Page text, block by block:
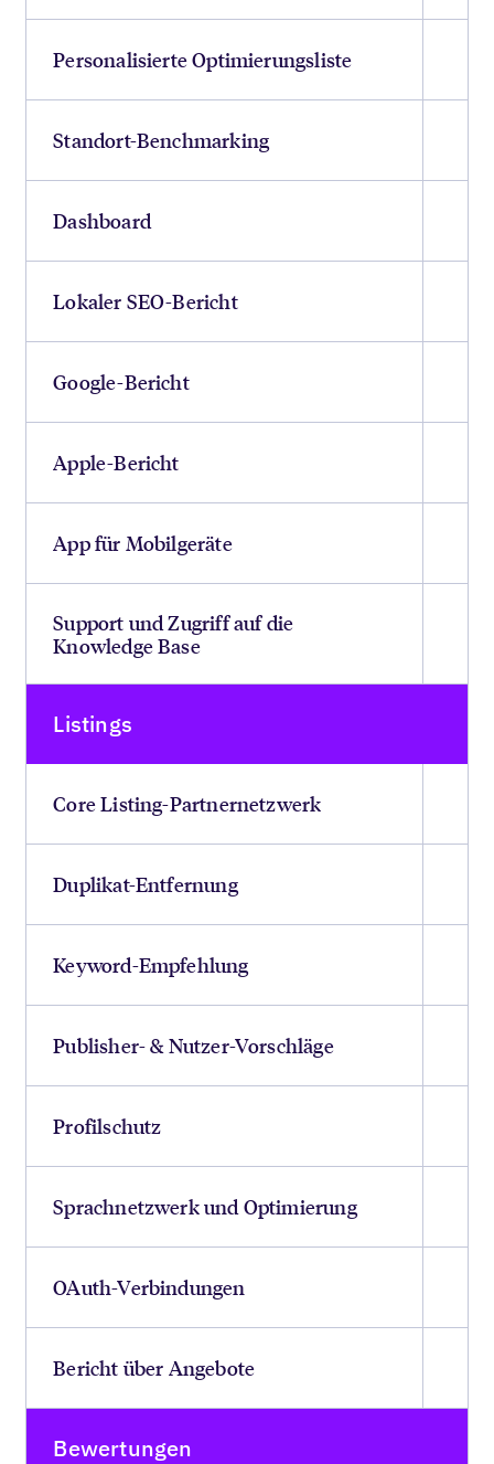
Personalisierte Optimierungsliste
Standort-Benchmarking
Dashboard
Lokaler SEO-Bericht
Google-Bericht
Apple-Bericht
App für Mobilgeräte
Support und Zugriff auf die
Knowledge Base
Listings
Core Listing-Partnernetzwerk
Duplikat-Entfernung
Keyword-Empfehlung
Publisher- & Nutzer-Vorschläge
Profilschutz
Sprachnetzwerk und Optimierung
OAuth-Verbindungen
Bericht über Angebote
Bewertungen